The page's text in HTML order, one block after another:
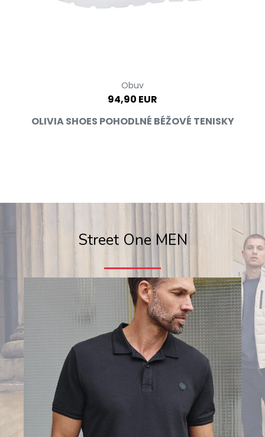
Obuv
94,90 EUR
OLIVIA SHOES POHODLNÉ BÉŽOVÉ TENISKY
Street One MEN